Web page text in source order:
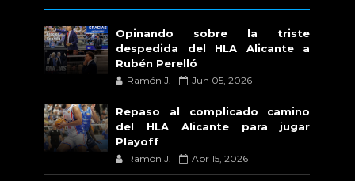
Opinando sobre la triste
despedida del HLA Alicante a
Rubén Perelló
Ramón J. Jun 05, 2026
Repaso al complicado camino
del HLA Alicante para jugar
Playoff
Ramón J. Apr 15, 2026